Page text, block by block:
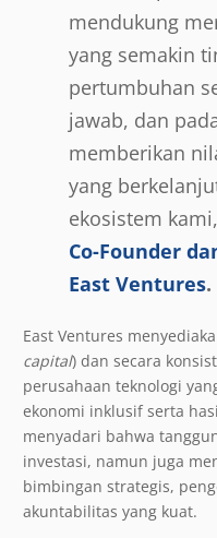
mendukung
yang semakin
pertumbuhan
jawab, dan
memberikan
yang
ekosistem
Co-Founder
East Ventures.
East Ventures
capital) dan secara
perusahaan teknologi
ekonomi inklusif serta
menyadari bahwa
investasi, namun juga
bimbingan strategis,
akuntabilitas yang kuat.